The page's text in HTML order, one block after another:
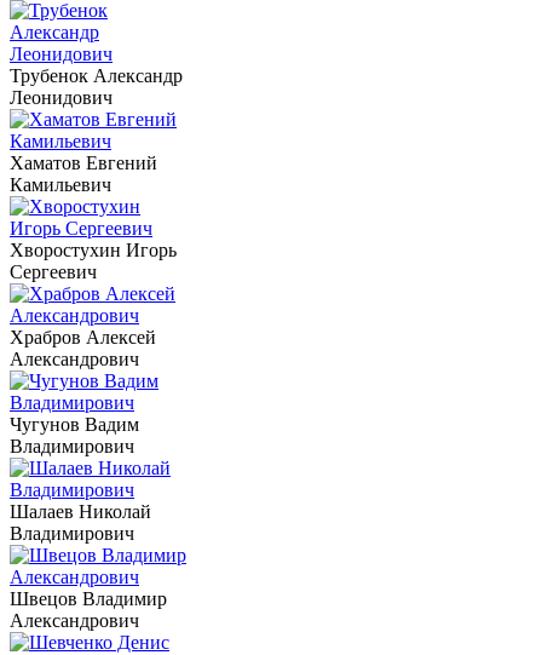
Трубенок Александр
Леонидович
Хаматов Евгений
Камильевич
Хворостухин Игорь
Сергеевич
Храбров Алексей
Александрович
Чугунов Вадим
Владимирович
Шалаев Николай
Владимирович
Швецов Владимир
Александрович